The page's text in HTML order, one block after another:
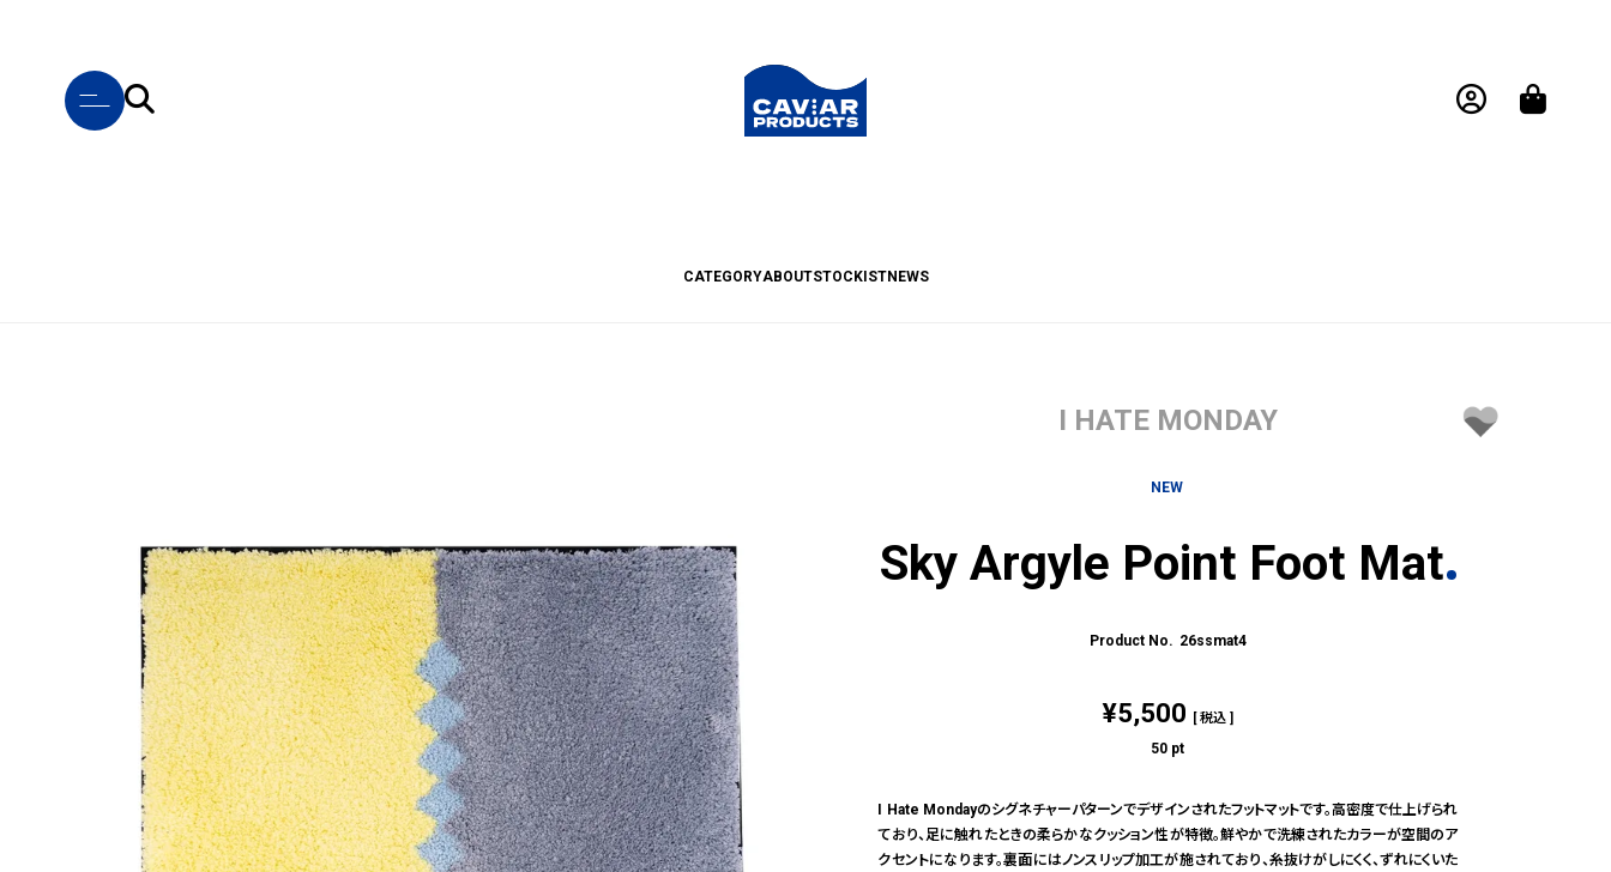
CATEGORYABOUTSTOCKISTNEWS
I HATE MONDAY
NEW
Sky Argyle Point Foot Mat
26ssmat4
¥5,500 税込
50 pt
I Hate Mondayのシグネチャーパターンでデザインされたフットマットです。高密度で仕上げられ
ており、足に触れたときの柔らかなクッション性が特徴。鮮やかで洗練されたカラーが空間のア
クセントになります。裏面にはノンスリップ加工が施されており、糸抜けがしにくく、ずれにくいた